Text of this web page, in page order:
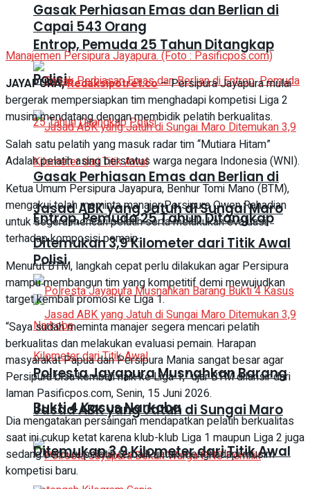
Gasak Perhiasan Emas dan Berlian di
Entrop, Pemuda 25 Tahun Ditangkap
Polisi
Jasad ABK yang Jatuh di Sungai Maro
Ditemukan 3,9 Kilometer dari Titik Awal
Polresta Jayapura Musnahkan Barang
Bukti 4 Kasus Narkoba
Capai 543 Orang
Gasak Perhiasan Emas dan Berlian di
Entrop, Pemuda 25 Tahun Ditangkap
Polisi
Jasad ABK yang Jatuh di Sungai Maro
Ditemukan 3,9 Kilometer dari Titik Awal
Manajemen Persipura Jayapura. (Foto : Pasificpos.com)
JAYAPURA,Redaksipotret.co– Persipura Jayapura mulai
bergerak mempersiapkan tim menghadapi kompetisi Liga 2
musim mendatang dengan membidik pelatih berkualitas.
Salah satu pelatih yang masuk radar tim “Mutiara Hitam”
Adalah pelatih asing berstatus warga negara Indonesia (WNI).
Ketua Umum Persipura Jayapura, Benhur Tomi Mano (BTM),
mengakui telah meminta manajer Persipura Owen Rahadian
untuk segera mencari pelatih serta melakukan evaluasi
terhadap komposisi pemain.
Menurut BTM, langkah cepat perlu dilakukan agar Persipura
mampu membangun tim yang kompetitif demi mewujudkan
target kembali promosi ke Liga 1.
“Saya sudah meminta manajer segera mencari pelatih
berkualitas dan melakukan evaluasi pemain. Harapan
masyarakat Papua dan Persipura Mania sangat besar agar
Persipura bisa kembali naik ke Liga 1,” ujar BTM dilansir dari
laman Pasificpos.com, Senin, 15 Juni 2026.
Dia mengatakan persaingan mendapatkan pelatih berkualitas
saat ini cukup ketat karena klub-klub Liga 1 maupun Liga 2 juga
sedang berburu pelatih terbaik untuk menghadapi musim
kompetisi baru.